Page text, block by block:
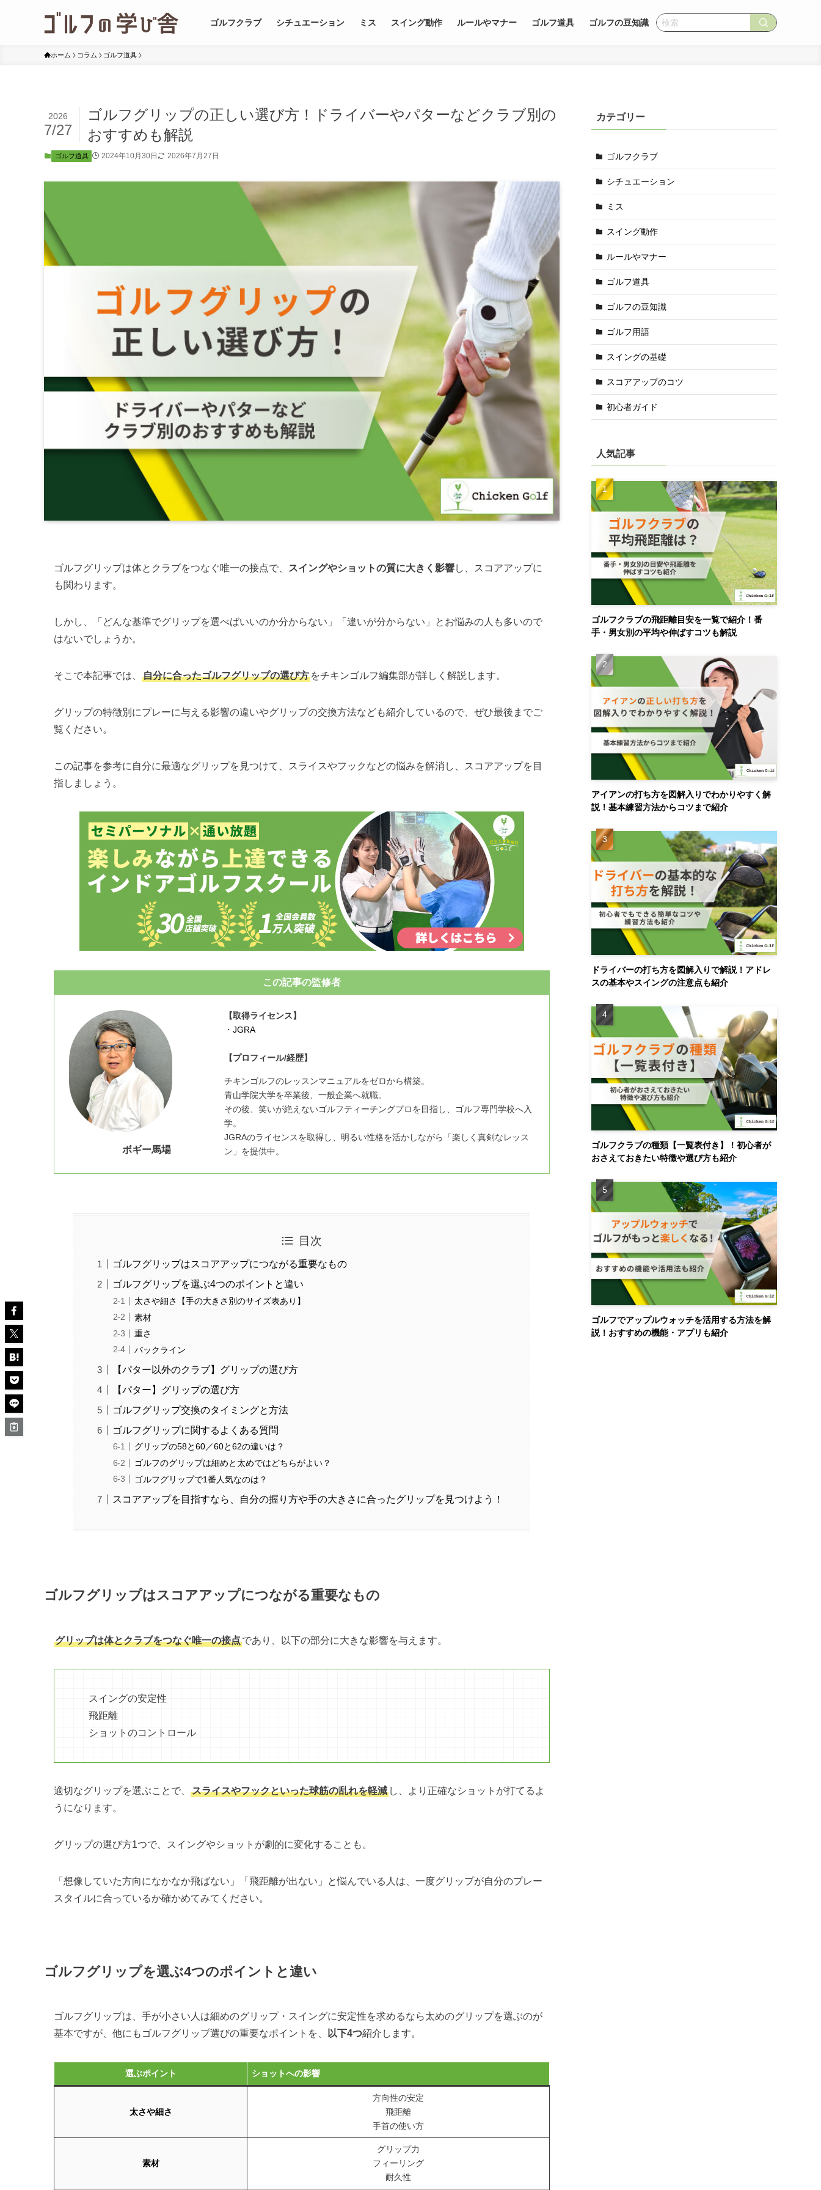
ゴルフクラブ シチュエーション ミス スイング動作 ルールやマナー ゴルフ道具 ゴルフの豆知識
ホーム コラム ゴルフ道具
ゴルフグリップの正しい選び方！ドライバーやパターなどクラブ別の
おすすめも解説
2026
7/27
ゴルフ道具 2024年10月30日 2026年7月27日
ゴルフグリップは体とクラブをつなぐ唯一の接点で、 スイングやショットの質に大きく影響し、スコアアップに
も関わります。
しかし、「どんな基準でグリップを選べばいいのか分からない」「違いが分からない」とお悩みの人も多いので
はないでしょうか。
そこで本記事では、 自分に合ったゴルフグリップの選び方 をチキンゴルフ編集部が詳しく解説します。
グリップの特徴別にプレーに与える影響の違いやグリップの交換方法なども紹介しているので、ぜひ最後までご
覧ください。
この記事を参考に自分に最適なグリップを見つけて、スライスやフックなどの悩みを解消し、スコアアップを目
指しましょう。
この記事の監修者
ボギー馬場
【取得ライセンス】
・ JGRA
【プロフィール/経歴】
チキンゴルフのレッスンマニュアルをゼロから構築。
青山学院大学を卒業後、一般企業へ就職。
その後、笑いが絶えないゴルフティーチングプロを目指し、ゴルフ専門学校へ入
学。
JGRAのライセンスを取得し、明るい性格を活かしながら「楽しく真剣なレッス
ン」を提供中。
目次
ゴルフグリップはスコアアップにつながる重要なもの
ゴルフグリップを選ぶ4つのポイントと違い
太さや細さ【手の大きさ別のサイズ表あり】
素材
重さ
バックライン
【パター以外のクラブ】グリップの選び方
【パター】グリップの選び方
ゴルフグリップ交換のタイミングと方法
ゴルフグリップに関するよくある質問
グリップの58と60／60と62の違いは？
ゴルフのグリップは細めと太めではどちらがよい？
ゴルフグリップで1番人気なのは？
スコアアップを目指すなら、自分の握り方や手の大きさに合ったグリップを見つけよう！
ゴルフグリップはスコアアップにつながる重要なもの
グリップは体とクラブをつなぐ唯一の接点であり、以下の部分に大きな影響を与えます。
スイングの安定性
飛距離
ショットのコントロール
適切なグリップを選ぶことで、 スライスやフックといった球筋の乱れを軽減 し、より正確なショットが打てるよ
うになります。
グリップの選び方1つで、スイングやショットが劇的に変化することも。
「想像していた方向になかなか飛ばない」「飛距離が出ない」と悩んでいる人は、一度グリップが自分のプレー
スタイルに合っているか確かめてみてください。
ゴルフグリップを選ぶ4つのポイントと違い
ゴルフグリップは、手が小さい人は細めのグリップ・スイングに安定性を求めるなら太めのグリップを選ぶのが
基本ですが、他にもゴルフグリップ選びの重要なポイントを、 以下4つ紹介します。
選ぶポイント ショットへの影響
太さや細さ
方向性の安定
飛距離
手首の使い方
素材
グリップ力
フィーリング
耐久性
カテゴリー
ゴルフクラブ
シチュエーション
ミス
スイング動作
ルールやマナー
ゴルフ道具
ゴルフの豆知識
ゴルフ用語
スイングの基礎
スコアアップのコツ
初心者ガイド
人気記事
ゴルフクラブの飛距離目安を一覧で紹介！番
手・男女別の平均や伸ばすコツも解説
アイアンの打ち方を図解入りでわかりやすく解
説！基本練習方法からコツまで紹介
ドライバーの打ち方を図解入りで解説！アドレ
スの基本やスイングの注意点も紹介
ゴルフクラブの種類【一覧表付き】！初心者が
おさえておきたい特徴や選び方も紹介
ゴルフでアップルウォッチを活用する方法を解
説！おすすめの機能・アプリも紹介